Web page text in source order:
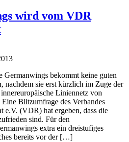
wird vom VDR
Germanwings bekommt keine guten
nachdem sie erst kürzlich im Zuge der
Liniennetz von
Blitzumfrage des Verbandes
e.V. (VDR) hat ergeben, dass die
sind. Für den
extra ein dreistufiges
bereits vor der […]